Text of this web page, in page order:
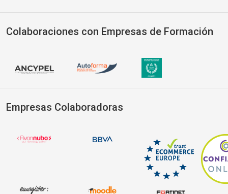
Colaboraciones con Empresas de Formación
Empresas Colaboradoras